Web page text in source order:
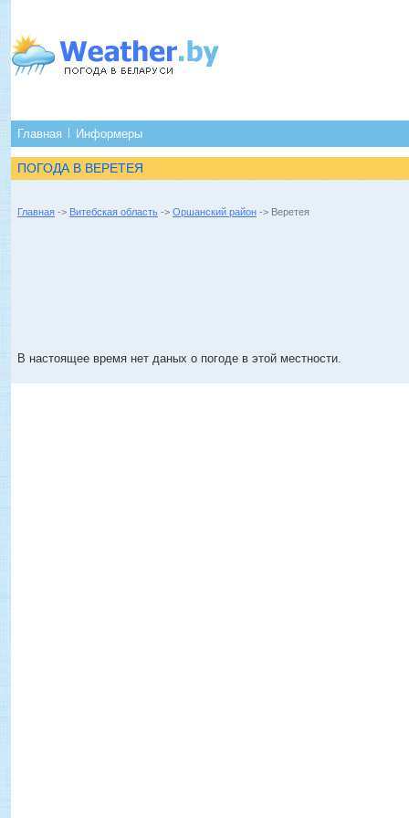
Главная Информеры
ПОГОДА В ВЕРЕТЕЯ
Главная -> Витебская область -> Оршанский район -> Веретея
В настоящее время нет даных о погоде в этой местности.